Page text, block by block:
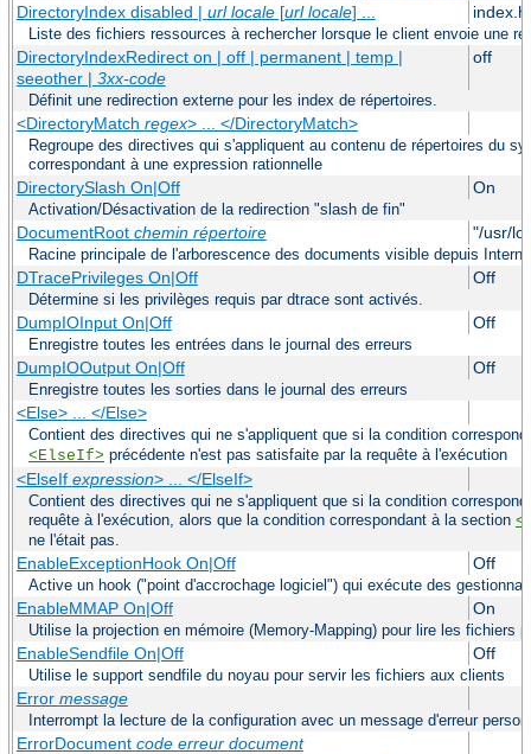
DirectoryIndex disabled | url locale[url locale] ...
Liste des fichiers ressources à rechercher lorsque le client envoie une
DirectoryIndexRedirect on | off | permanent | temp |
seeother | 3xx-code
off
Définit une redirection externe pour les index de répertoires.
<DirectoryMatch regex> ... </DirectoryMatch>
Regroupe des directives qui s'appliquent au contenu de répertoires du
correspondant à une expression rationnelle
DirectorySlash On|Off On
Activation/Désactivation de la redirection "slash de fin"
DocumentRoot chemin répertoire "/usr/
Racine principale de l'arborescence des documents visible depuis
DTracePrivileges On|Off Off
Détermine si les privilèges requis par dtrace sont activés.
DumpIOInput On|Off Off
Enregistre toutes les entrées dans le journal des erreurs
DumpIOOutput On|Off Off
Enregistre toutes les sorties dans le journal des erreurs
<Else> ... </Else>
Contient des directives qui ne s'appliquent que si la condition
<ElseIf> précédente n'est pas satisfaite par la requête à l'exécution
<ElseIf expression> ... </ElseIf>
Contient des directives qui ne s'appliquent que si la condition
requête à l'exécution, alors que la condition correspondant à la section
ne l'était pas.
EnableExceptionHook On|Off Off
Active un hook ("point d'accrochage logiciel") qui exécute des
EnableMMAP On|Off On
Utilise la projection en mémoire (Memory-Mapping) pour lire les fichiers
EnableSendfile On|Off Off
Utilise le support sendfile du noyau pour servir les fichiers aux clients
Error message
Interrompt la lecture de la configuration avec un message d'erreur
ErrorDocument code erreur document